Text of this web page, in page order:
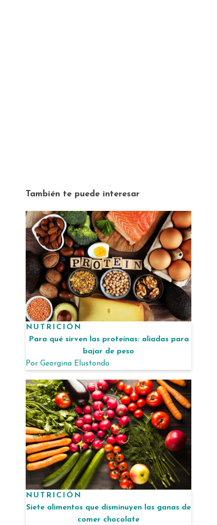
También te puede interesar
NUTRICIÓN
Para qué sirven las proteínas: aliadas para
bajar de peso
Por Georgina Elustondo
NUTRICIÓN
Siete alimentos que disminuyen las ganas de
comer chocolate